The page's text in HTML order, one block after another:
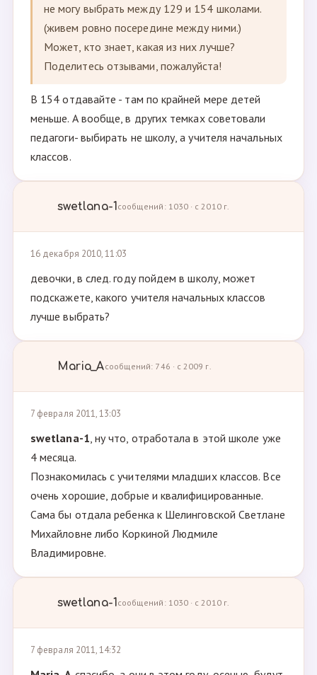
не могу выбрать между 129 и 154 школами.
(живем ровно посередине между ними.)
Может, кто знает, какая из них лучше?
Поделитесь отзывами, пожалуйста!
В 154 отдавайте - там по крайней мере детей
меньше. А вообще, в других темках советовали
педагоги- выбирать не школу, а учителя начальных
классов.
swetlana-1сообщений: 1030 · с 2010 г.
16 декабря 2010, 11:03
девочки, в след. году пойдем в школу, может
подскажете, какого учителя начальных классов
лучше выбрать?
Maria_Aсообщений: 746 · с 2009 г.
7 февраля 2011, 13:03
swetlana-1, ну что, отработала в этой школе уже
4 месяца.
Познакомилась с учителями младших классов. Все
очень хорошие, добрые и квалифицированные.
Сама бы отдала ребенка к Шелинговской Светлане
Михайловне либо Коркиной Людмиле
Владимировне.
swetlana-1сообщений: 1030 · с 2010 г.
7 февраля 2011, 14:32